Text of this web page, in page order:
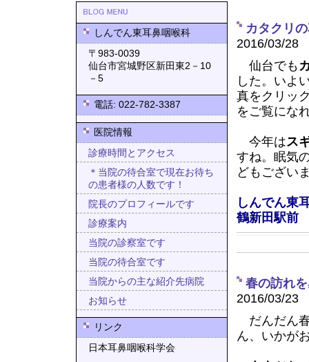
しんでん東耳鼻咽喉科
〒983-0039
仙台市宮城野区新田東2－10
－5
電話: 022-782-3387
医院情報
診療時間とアクセス
＊当院の待合室で現在お待ち
の患者様の人数です！
院長のプロフィールです
診療案内
当院の診察室です
当院の待合室です
当院からの主な紹介先病院
お知らせ
リンク
日本耳鼻咽喉科学会
カタクリ
2016/03/28
仙台でも
した。いよ
真をクリッ
をご覧にな
今年はス
すね。眠気
どもござい
しんでん東
鶴新田駅前
春の訪れ
2016/03/23
だんだん
ん、いかが